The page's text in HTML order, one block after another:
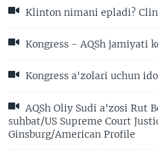
Klinton nimani epladi?
Kongress - AQSh jamiyati
Kongress a'zolari uchun
AQSh Oliy Sudi a'zosi Rut
suhbat/US Supreme Court
Ginsburg/American Profile